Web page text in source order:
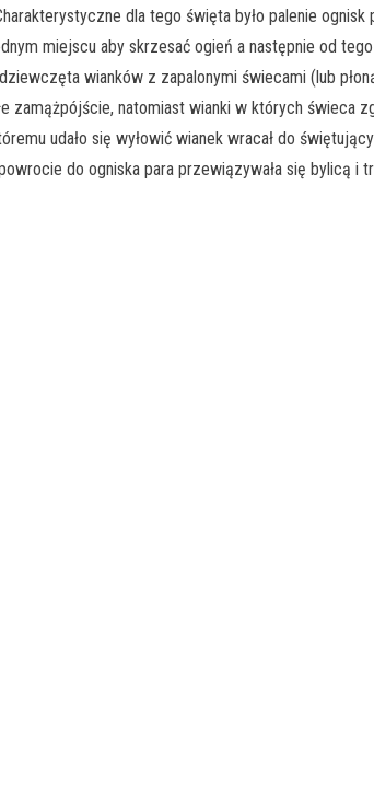
dla tego święta było palenie
miejscu aby skrzesać ogień a następnie od
wianków z zapalonymi świecami (lub
zamążpójście, natomiast wianki w których świeca
udało się wyłowić wianek wracał do
do ogniska para przewiązywała się bylicą i